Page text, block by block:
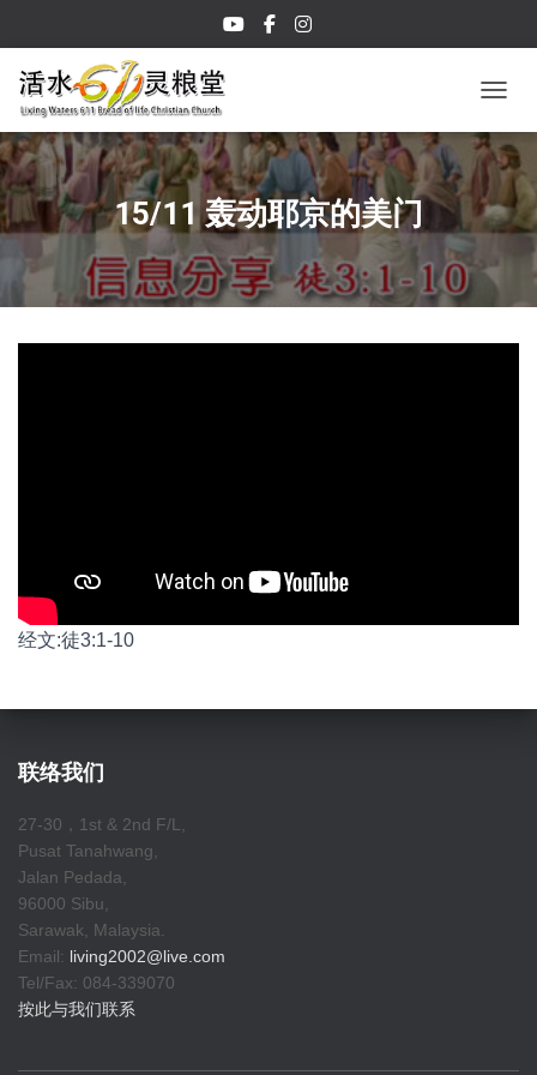
15/11 轰动耶京的美门
经文:徒3:1-10
联络我们
27-30，1st & 2nd F/L,
Pusat Tanahwang,
Jalan Pedada,
96000 Sibu,
Sarawak, Malaysia.
Email: living2002@live.com
Tel/Fax: 084-339070
按此与我们联系